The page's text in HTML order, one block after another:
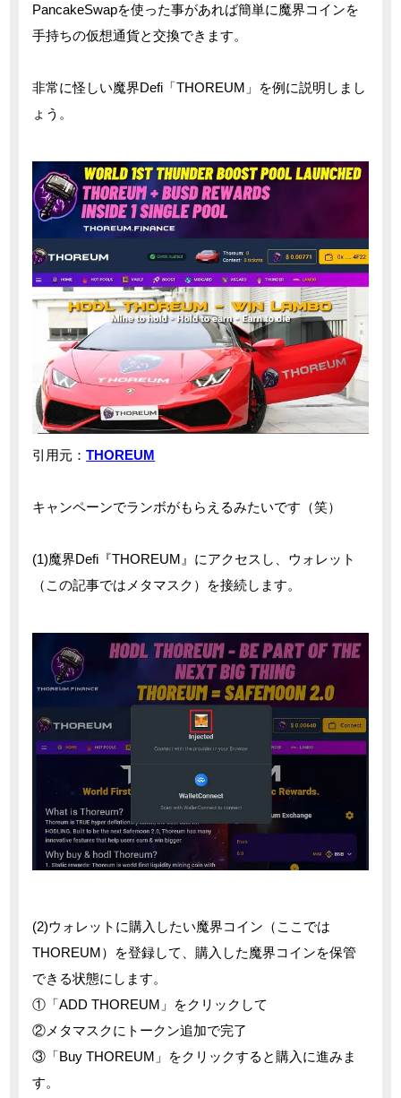
PancakeSwapを使った事があれば簡単に魔界コインを
手持ちの仮想通貨と交換できます。
非常に怪しい魔界Defi「THOREUM」を例に説明しまし
ょう。
引用元：THOREUM
キャンペーンでランボがもらえるみたいです（笑）
(1)魔界Defi『THOREUM』にアクセスし、ウォレット
（この記事ではメタマスク）を接続します。
(2)ウォレットに購入したい魔界コイン（ここでは
THOREUM）を登録して、購入した魔界コインを保管
できる状態にします。
①「ADD THOREUM」をクリックして
②メタマスクにトークン追加で完了
③「Buy THOREUM」をクリックすると購入に進みま
す。